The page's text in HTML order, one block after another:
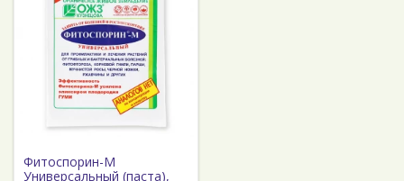
Фитоспорин-М
Универсальный (паста),